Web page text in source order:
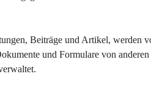
Beiträge und Artikel, werden
und Formulare von